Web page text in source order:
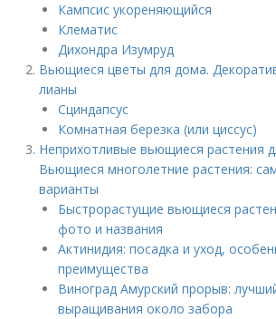
Кампсис укореняющийся
Клематис
Дихондра Изумруд
Вьющиеся цветы для дома.
лианы
Сциндапсус
Комнатная березка (или циссус)
Неприхотливые вьющиеся растения
Вьющиеся многолетние растения:
варианты
Быстрорастущие вьющиеся
фото и названия
Актинидия: посадка и уход,
преимущества
Виноград Амурский прорыв:
выращивания около забора